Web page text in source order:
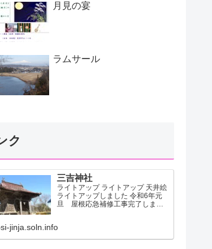
月見の宴
ラムサール
ク
三吉神社
ライトアップ ライトアップ 天井絵
ライトアップしました 令和6年元
旦 屋根応急補修工事完了しまし
jinja.soln.info